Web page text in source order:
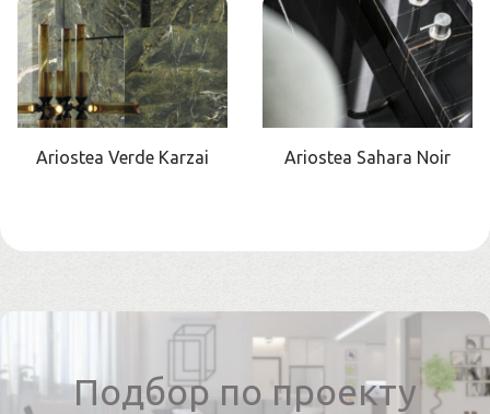
Ariostea Verde Karzai Ariostea Sahara Noir
Подбор по проекту